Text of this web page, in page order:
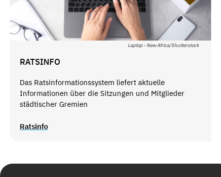
Laptop - New Africa/Shutterstock
RATSINFO
Das Ratsinformationssystem liefert aktuelle
Informationen über die Sitzungen und Mitglieder
städtischer Gremien
Ratsinfo